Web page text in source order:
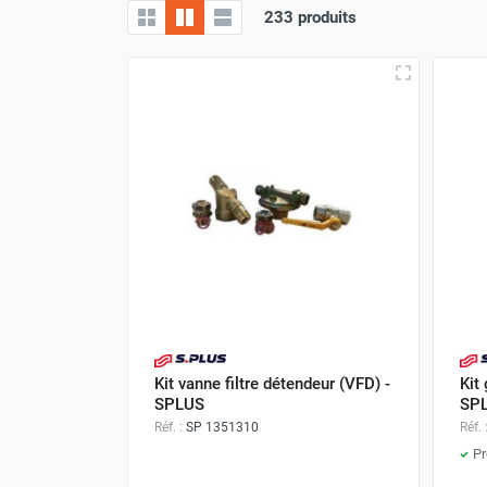
Brumisateur d'air
Ventilateur industriel
Ventilateur de chantier
Ventilateur centrifuge
Extracteur d'air mural
Extracteur d'air mural hélicoïde
Extracteur d'air mural centrifuge
233 produits
Kit vanne filtre détendeur (VFD) -
SPLUS
Réf. : SP 1351310
Kit
Réf. :